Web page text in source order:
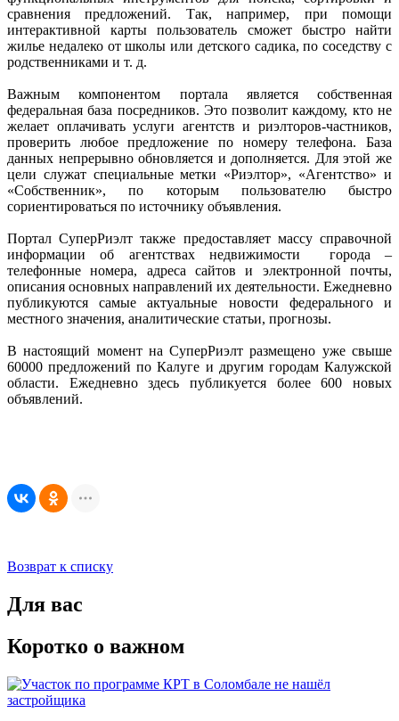
сравнения предложений. Так, например, при помощи
интерактивной карты пользователь сможет быстро найти
жилье недалеко от школы или детского садика, по соседству с
родственниками и т. д.
Важным компонентом портала является собственная
федеральная база посредников. Это позволит каждому, кто не
желает оплачивать услуги агентств и риэлторов-частников,
проверить любое предложение по номеру телефона. База
данных непрерывно обновляется и дополняется. Для этой же
цели служат специальные метки «Риэлтор», «Агентство» и
«Собственник», по которым пользователю быстро
сориентироваться по источнику объявления.
Портал СуперРиэлт также предоставляет массу справочной
информации об агентствах недвижимости города –
телефонные номера, адреса сайтов и электронной почты,
описания основных направлений их деятельности. Ежедневно
публикуются самые актуальные новости федерального и
местного значения, аналитические статьи, прогнозы.
В настоящий момент на СуперРиэлт размещено уже свыше
60000 предложений по Калуге и другим городам Калужской
области. Ежедневно здесь публикуется более 600 новых
объявлений.
Возврат к списку
Для вас
Коротко о важном